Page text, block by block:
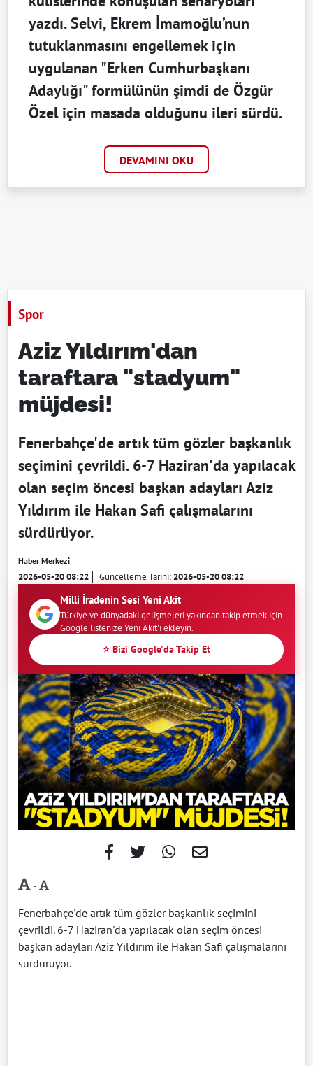
yazdı. Selvi, Ekrem İmamoğlu’nun
tutuklanmasını engellemek için
uygulanan "Erken Cumhurbaşkanı
Adaylığı" formülünün şimdi de Özgür
Özel için masada olduğunu ileri sürdü.
DEVAMINI OKU
Spor
Aziz Yıldırım'dan
taraftara "stadyum"
müjdesi!
Fenerbahçe'de artık tüm gözler başkanlık
seçimini çevrildi. 6-7 Haziran'da yapılacak
olan seçim öncesi başkan adayları Aziz
Yıldırım ile Hakan Safi çalışmalarını
sürdürüyor.
Haber Merkezi
2026-05-20 08:22 Güncelleme Tarihi:2026-05-20 08:22
Milli İradenin Sesi Yeni Akit
Türkiye ve dünyadaki gelişmeleri yakından takip etmek için
Google listenize Yeni Akit'i ekleyin.
⭐ Bizi Google'da Takip Et
-
Fenerbahçe'de artık tüm gözler başkanlık seçimini
çevrildi. 6-7 Haziran'da yapılacak olan seçim öncesi
başkan adayları Aziz Yıldırım ile Hakan Safi çalışmalarını
sürdürüyor.